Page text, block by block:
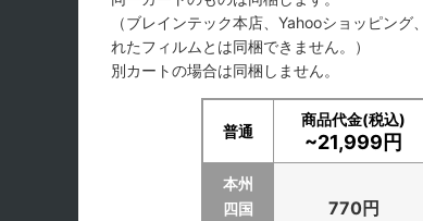
（ブレインテック本店、Yahooショッピン
れたフィルムとは同梱できません。）
別カートの場合は同梱しません。
普通
商品代金(税込)
~21,999円
本州
四国
770円